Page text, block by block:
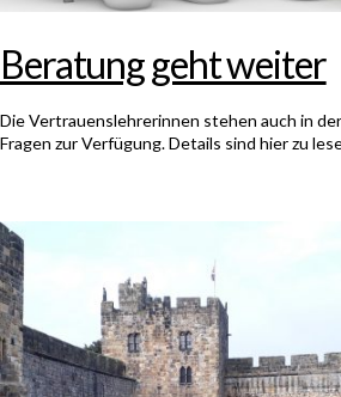
Beratung geht weiter
Die Vertrauenslehrerinnen stehen auch in
Fragen zur Verfügung. Details sind hier zu